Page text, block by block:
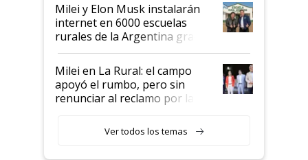
Milei y Elon Musk instalarán
internet en 6000 escuelas
rurales de la Argentina gracias
a un acuerdo con Starlink
Milei en La Rural: el campo
apoyó el rumbo, pero sin
renunciar al reclamo por las
Ver todos los temas